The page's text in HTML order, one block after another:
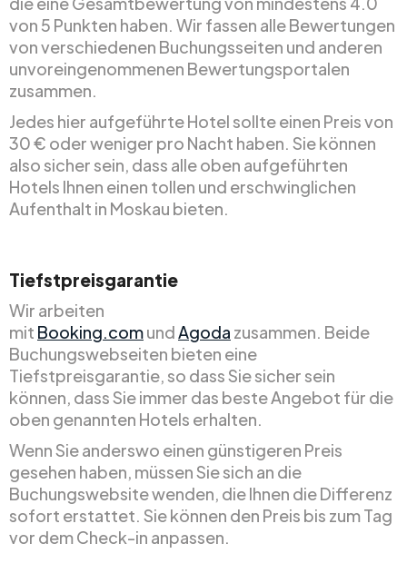
von 5 Punkten haben. Wir fassen alle Bewertungen
von verschiedenen Buchungsseiten und anderen
unvoreingenommenen Bewertungsportalen
zusammen.
Jedes hier aufgeführte Hotel sollte einen Preis von
30 € oder weniger pro Nacht haben. Sie können
also sicher sein, dass alle oben aufgeführten
Hotels Ihnen einen tollen und erschwinglichen
Aufenthalt in Moskau bieten.
Tiefstpreisgarantie
Wir arbeiten
mit Booking.comundAgoda zusammen. Beide
Buchungswebseiten bieten eine
Tiefstpreisgarantie, so dass Sie sicher sein
können, dass Sie immer das beste Angebot für die
oben genannten Hotels erhalten.
Wenn Sie anderswo einen günstigeren Preis
gesehen haben, müssen Sie sich an die
Buchungswebsite wenden, die Ihnen die Differenz
sofort erstattet. Sie können den Preis bis zum Tag
vor dem Check-in anpassen.